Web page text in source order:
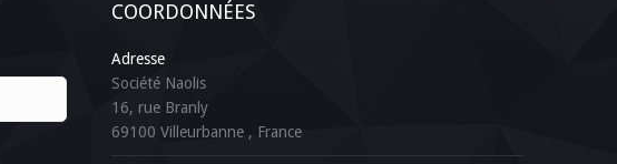
COORDONNÉES
Adresse
Société Naolis
16, rue Branly
69100Villeurbanne , France